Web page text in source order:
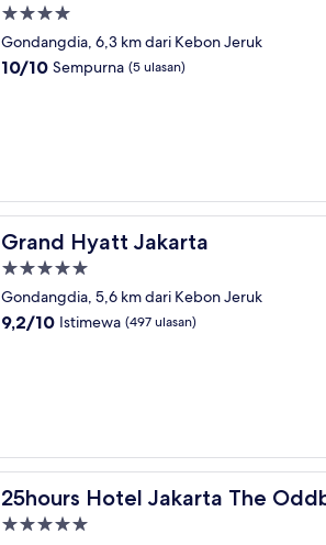
Properti
bintang
4.0
Gondangdia, 6,3 km dari Kebon Jeruk
10.0
10/10 Sempurna (5 ulasan)
Grand Hyatt Jakarta
Grand Hyatt Jakarta
Properti
bintang
5.0
Gondangdia, 5,6 km dari Kebon Jeruk
9.2
9,2/10 Istimewa (497 ulasan)
25hours Hotel Jakarta The
25hours Hotel Jakarta The Oddbird
Properti